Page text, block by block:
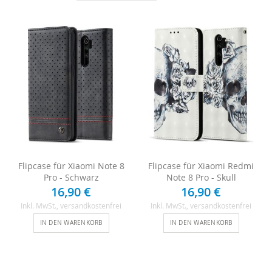
Flipcase für Xiaomi Note 8
Pro - Schwarz
16,90 €
Inkl. MwSt. , versandkostenfrei
IN DEN WARENKORB
Flipcase für Xiaomi Redmi
Note 8 Pro - Skull
16,90 €
Inkl. MwSt. , versandkostenfrei
IN DEN WARENKORB